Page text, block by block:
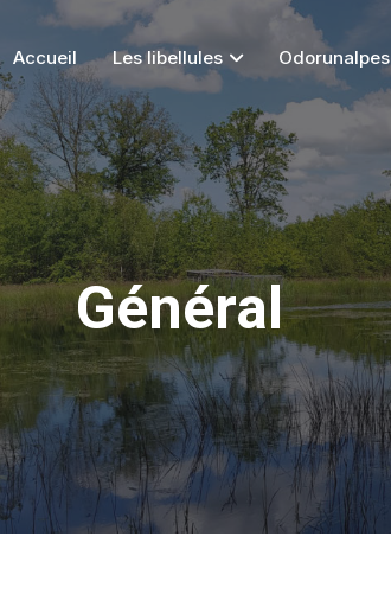
Accueil Les libellules Odorunalpes
Général